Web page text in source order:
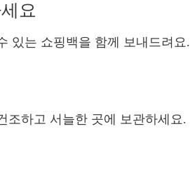
요
있는 쇼핑백을 함께 보내드려요.
조하고 서늘한 곳에 보관하세요.